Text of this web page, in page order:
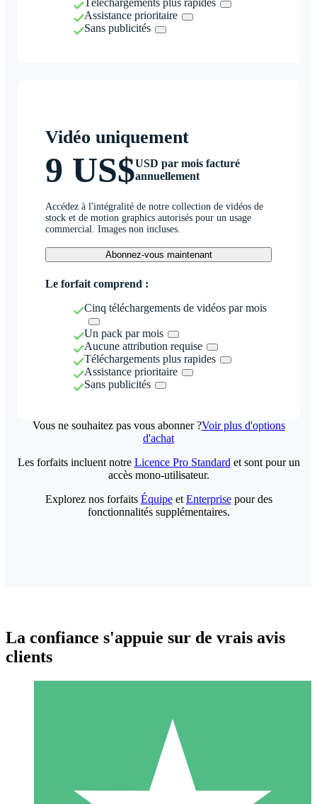
Téléchargements plus rapides
Assistance prioritaire
Sans publicités
Vidéo uniquement
9 US$USD par mois facturé
annuellement
Accédez à l'intégralité de notre collection de vidéos de
stock et de motion graphics autorisés pour un usage
commercial. Images non incluses.
Abonnez-vous maintenant
Le forfait comprend :
Cinq téléchargements de vidéos par mois
Un pack par mois
Aucune attribution requise
Téléchargements plus rapides
Assistance prioritaire
Sans publicités
Vous ne souhaitez pas vous abonner ?Voir plus d'options
d'achat
Packs de Crédits Individuels
Payez à l'utilisation avec des crédits de téléchargement. Sans
Les forfaits incluent notre Licence Pro Standard et sont pour un
accès mono-utilisateur.
Explorez nos forfaits Équipeet Enterprisepour des
fonctionnalités supplémentaires.
La confiance s'appuie sur de vrais avis
clients